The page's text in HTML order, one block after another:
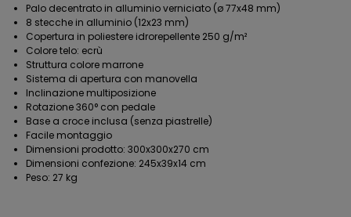
Palo decentrato in alluminio verniciato (ø 77x48 mm)
8 stecche in alluminio (12x23 mm)
Copertura in poliestere idrorepellente 250 g/m²
Colore telo: ecrù
Struttura colore marrone
Sistema di apertura con manovella
Inclinazione multiposizione
Rotazione 360° con pedale
Base a croce inclusa (senza piastrelle)
Facile montaggio
Dimensioni prodotto: 300x300x270 cm
Dimensioni confezione: 245x39x14 cm
Peso: 27 kg